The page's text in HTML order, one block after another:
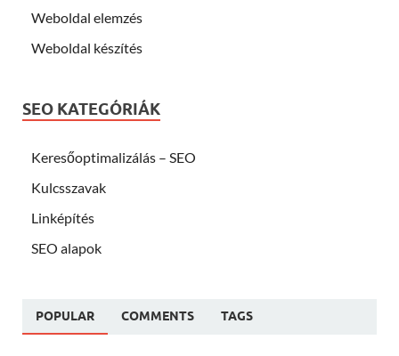
Weboldal elemzés
Weboldal készítés
SEO KATEGÓRIÁK
Keresőoptimalizálás – SEO
Kulcsszavak
Linképítés
SEO alapok
POPULAR COMMENTS TAGS